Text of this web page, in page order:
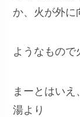
か、火が外に
ようなもので
まーとはい
湯より